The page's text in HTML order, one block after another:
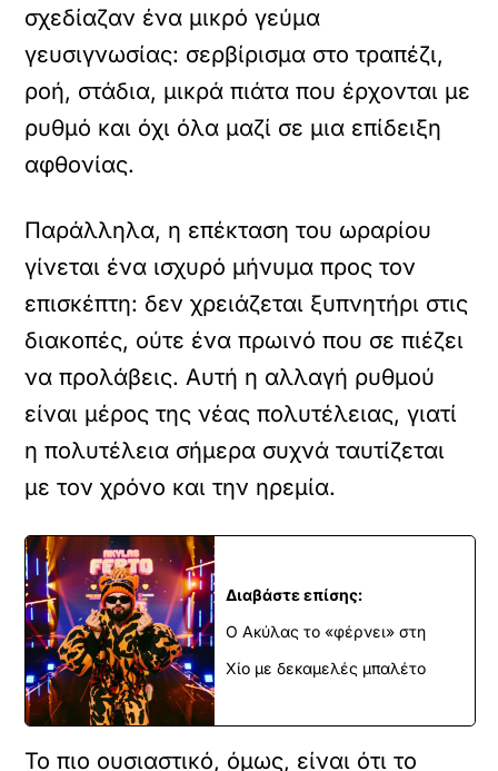
σχεδίαζαν ένα μικρό γεύμα
γευσιγνωσίας: σερβίρισμα στο τραπέζι,
ροή, στάδια, μικρά πιάτα που έρχονται με
ρυθμό και όχι όλα μαζί σε μια επίδειξη
αφθονίας.
Παράλληλα, η επέκταση του ωραρίου
γίνεται ένα ισχυρό μήνυμα προς τον
επισκέπτη: δεν χρειάζεται ξυπνητήρι στις
διακοπές, ούτε ένα πρωινό που σε πιέζει
να προλάβεις. Αυτή η αλλαγή ρυθμού
είναι μέρος της νέας πολυτέλειας, γιατί
η πολυτέλεια σήμερα συχνά ταυτίζεται
με τον χρόνο και την ηρεμία.
Διαβάστε επίσης:
Ο Ακύλας το «φέρνει» στη
Χίο με δεκαμελές μπαλέτο
Το πιο ουσιαστικό, όμως, είναι ότι το